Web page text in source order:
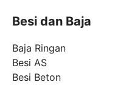
Besi dan Baja
Baja Ringan
Besi AS
Besi Beton